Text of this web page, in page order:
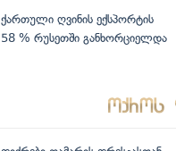
ქართული ღვინის ექსპორტის
58 % რუსეთში განხორციელდა